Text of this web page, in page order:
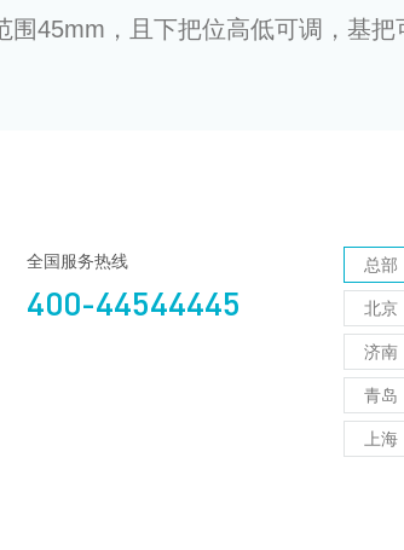
45mm，且下把位高低可调，基把
全国服务热线
400-44544445
总部
北京
济南
青岛
上海